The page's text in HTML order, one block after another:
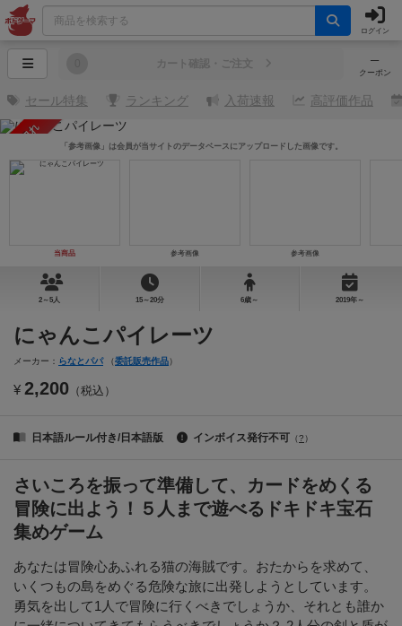
ログイン
─
クーポン
カート確認・ご注文
セール特集 ランキング 入荷速報 高評価作品
売り切れ
当商品 参考画像 参考画像
「参考画像」は会員が当サイトのデータベースにアップロードした画像です。
2～5人 15～20分 6歳～ 2019年～
にゃんこパイレーツ
メーカー： らなとパパ（委託販売作品）
¥ 2,200 （税込）
日本語ルール付き/日本語版 インボイス発行不可 （? ）
さいころを振って準備して、カードをめくる
冒険に出よう！５人まで遊べるドキドキ宝石
集めゲーム
あなたは冒険心あふれる猫の海賊です。おたからを求めて、
いくつもの島をめぐる危険な旅に出発しようとしています。
勇気を出して1人で冒険に行くべきでしょうか、それとも誰か